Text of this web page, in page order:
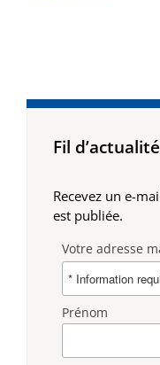
Fil
Recevez un e-
est publiée.
Votre adresse
Prénom